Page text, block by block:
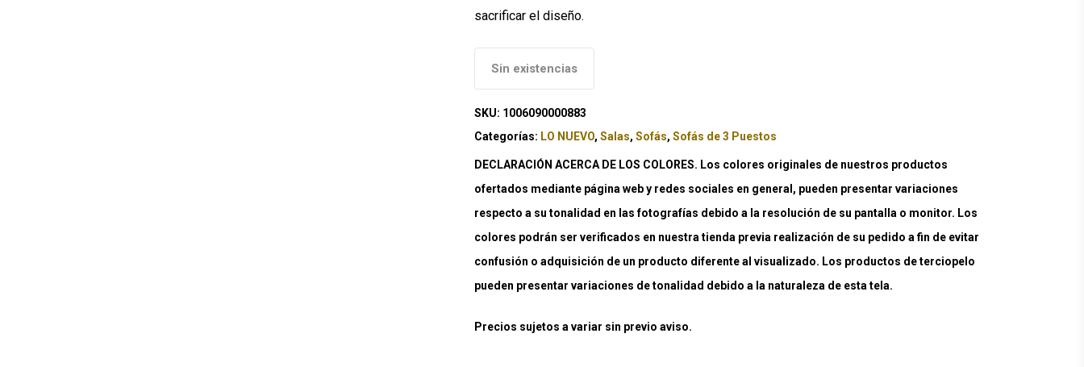
sacrificar el diseño.
Sin existencias
SKU: 1006090000883
Categorías: LO NUEVO,Salas,Sofás,Sofás de 3 Puestos
DECLARACIÓN ACERCA DE LOS COLORES. Los colores originales de nuestros productos
ofertados mediante página web y redes sociales en general, pueden presentar variaciones
respecto a su tonalidad en las fotografías debido a la resolución de su pantalla o monitor. Los
colores podrán ser verificados en nuestra tienda previa realización de su pedido a fin de evitar
confusión o adquisición de un producto diferente al visualizado. Los productos de terciopelo
pueden presentar variaciones de tonalidad debido a la naturaleza de esta tela.
Precios sujetos a variar sin previo aviso.